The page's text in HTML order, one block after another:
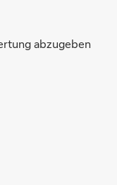
abzugeben